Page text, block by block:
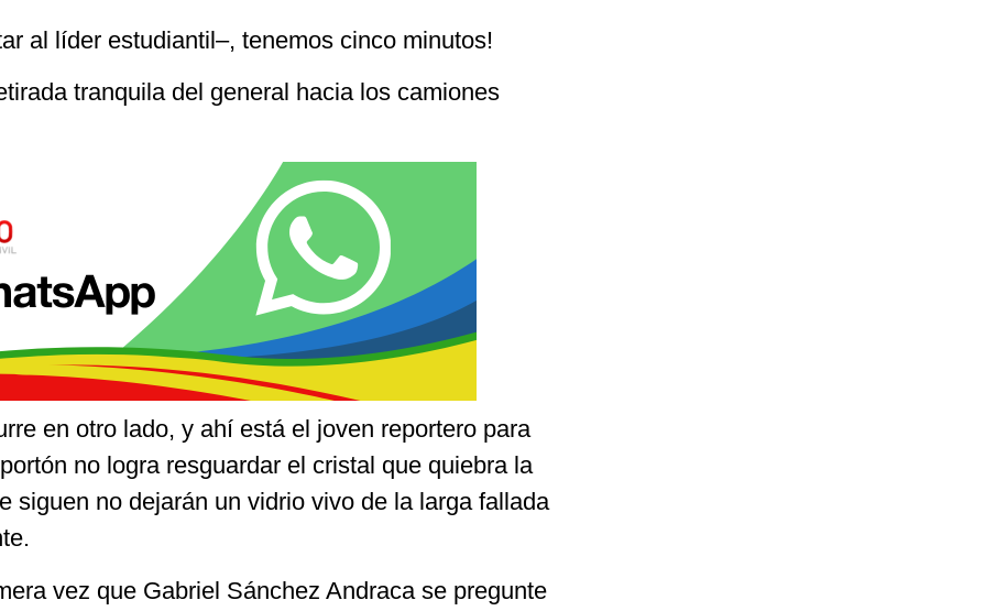
al líder estudiantil–, tenemos cinco minutos!
tranquila del general hacia los camiones
en otro lado, y ahí está el joven reportero para
no logra resguardar el cristal que quiebra la
siguen no dejarán un vidrio vivo de la larga fallada
vez que Gabriel Sánchez Andraca se pregunte